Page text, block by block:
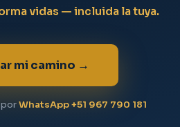
vidas — incluida la tuya.
mi camino →
WhatsApp +51 967 790 181